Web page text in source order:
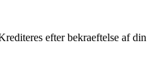
efter bekraeftelse af din